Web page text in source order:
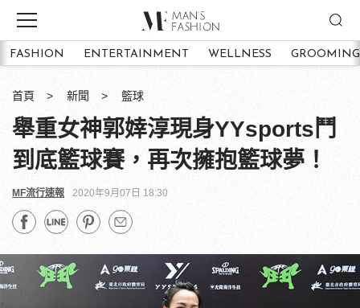
FASHION ENTERTAINMENT WELLNESS GROOMING
首頁 新聞 籃球
舉重女神郭婞淳現身YYsports鬥
到底籃球賽，再次擁抱籃球夢！
MF流行速報 2020年9月07日 18:30